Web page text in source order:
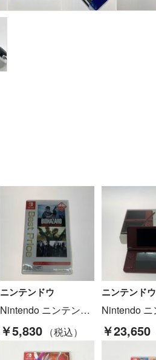
ニンテンドウ
Nintendo ニンテンドウ Switch バイオハザード トリプル パック Aランク
￥5,830
ニンテンドウ
￥23,650